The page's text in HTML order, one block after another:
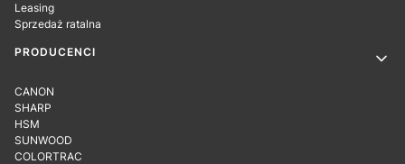
Leasing
Sprzedaż ratalna
PRODUCENCI
CANON
SHARP
HSM
SUNWOOD
COLORTRAC